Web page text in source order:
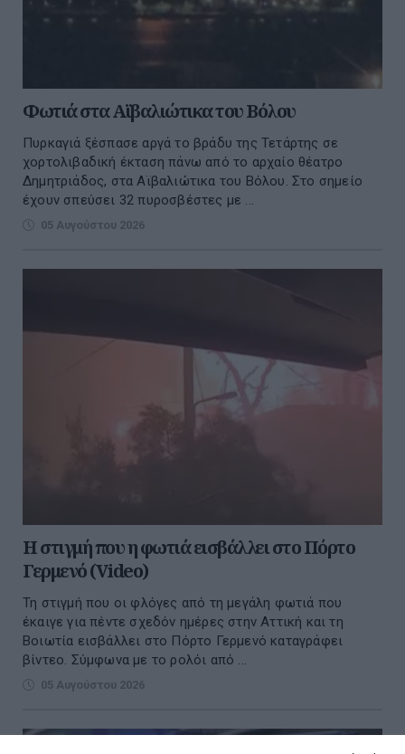
Φωτιά στα Αϊβαλιώτικα του Βόλου
Πυρκαγιά ξέσπασε αργά το βράδυ της Τετάρτης σε
χορτολιβαδική έκταση πάνω από το αρχαίο θέατρο
Δημητριάδος, στα Αϊβαλιώτικα του Βόλου. Στο σημείο
έχουν σπεύσει 32 πυροσβέστες με ...
05 Αυγούστου 2026
Η στιγμή που η φωτιά εισβάλλει στο Πόρτο
Γερμενό (Video)
Τη στιγμή που οι φλόγες από τη μεγάλη φωτιά που
έκαιγε για πέντε σχεδόν ημέρες στην Αττική και τη
Βοιωτία εισβάλλει στο Πόρτο Γερμενό καταγράφει
βίντεο. Σύμφωνα με το ρολόι από ...
05 Αυγούστου 2026